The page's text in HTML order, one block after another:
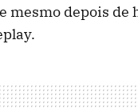
mesmo depois de